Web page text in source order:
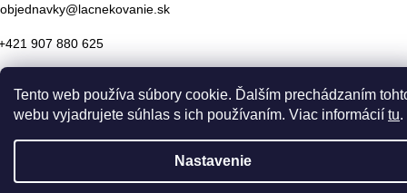
Tento web používa súbory cookie. Ďalším prechádzaním
webu vyjadrujete súhlas s ich používaním. Viac informácií tu.
Nastavenie
objednavky@lacnekovanie.sk
907 880 625